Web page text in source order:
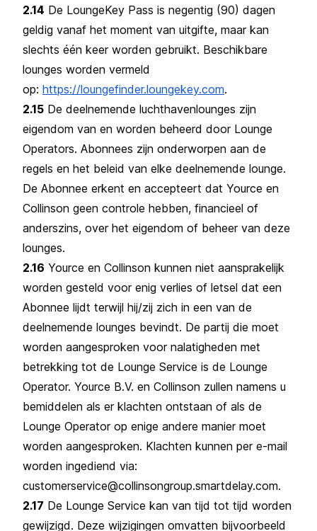
2.14 De LoungeKey Pass is negentig (90) dagen
geldig vanaf het moment van uitgifte, maar kan
slechts één keer worden gebruikt. Beschikbare
lounges worden vermeld
op: https://loungefinder.loungekey.com.
2.15 De deelnemende luchthavenlounges zijn
eigendom van en worden beheerd door Lounge
Operators. Abonnees zijn onderworpen aan de
regels en het beleid van elke deelnemende lounge.
De Abonnee erkent en accepteert dat Yource en
Collinson geen controle hebben, financieel of
anderszins, over het eigendom of beheer van deze
lounges.
2.16 Yource en Collinson kunnen niet aansprakelijk
worden gesteld voor enig verlies of letsel dat een
Abonnee lijdt terwijl hij/zij zich in een van de
deelnemende lounges bevindt. De partij die moet
worden aangesproken voor nalatigheden met
betrekking tot de Lounge Service is de Lounge
Operator. Yource B.V. en Collinson zullen namens u
bemiddelen als er klachten ontstaan of als de
Lounge Operator op enige andere manier moet
worden aangesproken. Klachten kunnen per e-mail
worden ingediend via:
customerservice@collinsongroup.smartdelay.com.
2.17 De Lounge Service kan van tijd tot tijd worden
gewijzigd. Deze wijzigingen omvatten bijvoorbeeld